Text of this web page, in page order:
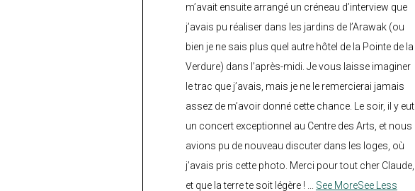
m’avait ensuite arrangé un créneau d’interview que
j’avais pu réaliser dans les jardins de l’Arawak (ou
bien je ne sais plus quel autre hôtel de la Pointe de la
Verdure) dans l’après-midi. Je vous laisse imaginer
le trac que j’avais, mais je ne le remercierai jamais
assez de m’avoir donné cette chance. Le soir, il y eut
un concert exceptionnel au Centre des Arts, et nous
avions pu de nouveau discuter dans les loges, où
j’avais pris cette photo. Merci pour tout cher Claude,
et que la terre te soit légère !
See MoreSee Less